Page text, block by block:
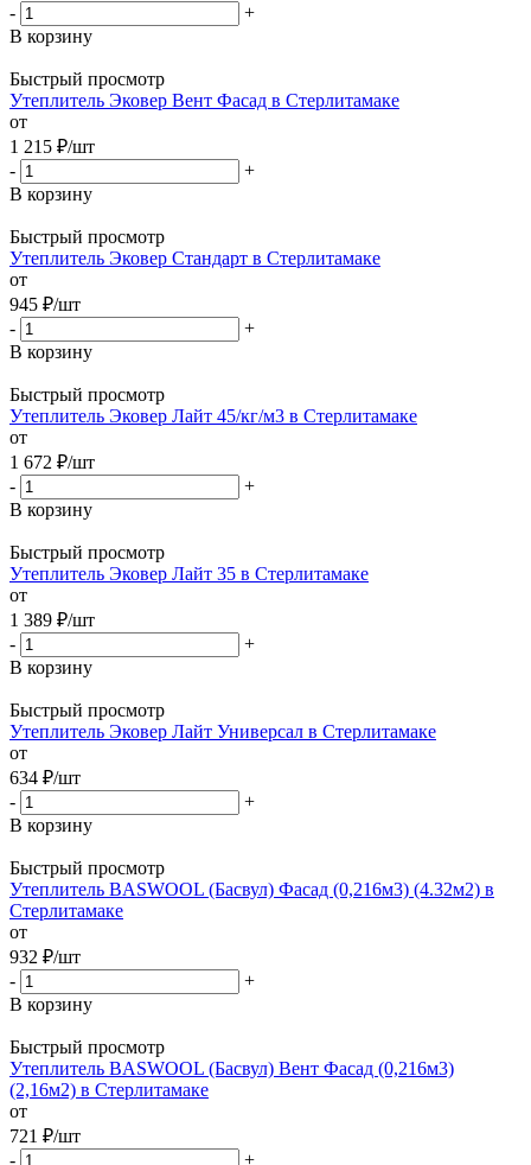
-
+
В корзину
Быстрый просмотр
Утеплитель Эковер Вент Фасад в Стерлитамаке
от
1 215 ₽/шт
-
+
В корзину
Быстрый просмотр
Утеплитель Эковер Стандарт в Стерлитамаке
от
945 ₽/шт
-
+
В корзину
Быстрый просмотр
Утеплитель Эковер Лайт 45/кг/м3 в Стерлитамаке
от
1 672 ₽/шт
-
+
В корзину
Быстрый просмотр
Утеплитель Эковер Лайт 35 в Стерлитамаке
от
1 389 ₽/шт
-
+
В корзину
Быстрый просмотр
Утеплитель Эковер Лайт Универсал в Стерлитамаке
от
634 ₽/шт
-
+
В корзину
Быстрый просмотр
Утеплитель BASWOOL (Басвул) Фасад (0,216м3) (4.32м2) в
Стерлитамаке
от
932 ₽/шт
-
+
В корзину
Быстрый просмотр
Утеплитель BASWOOL (Басвул) Вент Фасад (0,216м3)
(2,16м2) в Стерлитамаке
от
721 ₽/шт
-
+